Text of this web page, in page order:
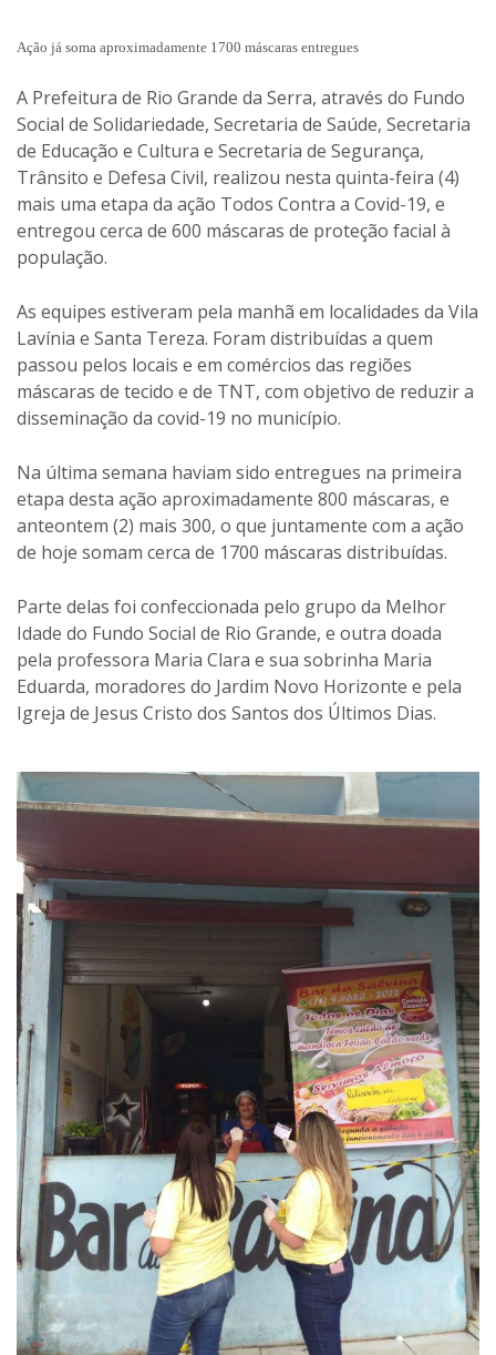
Ação já soma aproximadamente 1700 máscaras entregues
A Prefeitura de Rio Grande da Serra, através do Fundo
Social de Solidariedade, Secretaria de Saúde, Secretaria
de Educação e Cultura e Secretaria de Segurança,
Trânsito e Defesa Civil, realizou nesta quinta-feira (4)
mais uma etapa da ação Todos Contra a Covid-19, e
entregou cerca de 600 máscaras de proteção facial à
população.
As equipes estiveram pela manhã em localidades da Vila
Lavínia e Santa Tereza. Foram distribuídas a quem
passou pelos locais e em comércios das regiões
máscaras de tecido e de TNT, com objetivo de reduzir a
disseminação da covid-19 no município.
Na última semana haviam sido entregues na primeira
etapa desta ação aproximadamente 800 máscaras, e
anteontem (2) mais 300, o que juntamente com a ação
de hoje somam cerca de 1700 máscaras distribuídas.
Parte delas foi confeccionada pelo grupo da Melhor
Idade do Fundo Social de Rio Grande, e outra doada
pela professora Maria Clara e sua sobrinha Maria
Eduarda, moradores do Jardim Novo Horizonte e pela
Igreja de Jesus Cristo dos Santos dos Últimos Dias.